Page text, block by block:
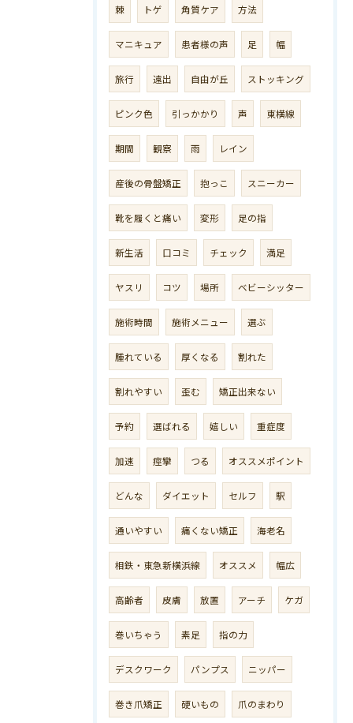
棘 トゲ 角質ケア 方法
マニキュア 患者様の声 足 幅
旅行 遠出 自由が丘 ストッキング
ピンク色 引っかかり 声 東横線
期間 観察 雨 レイン
産後の骨盤矯正 抱っこ スニーカー
靴を履くと痛い 変形 足の指
新生活 口コミ チェック 満足
ヤスリ コツ 場所 ベビーシッター
施術時間 施術メニュー 選ぶ
腫れている 厚くなる 割れた
割れやすい 歪む 矯正出来ない
予約 選ばれる 嬉しい 重症度
加速 痙攣 つる オススメポイント
どんな ダイエット セルフ 駅
通いやすい 痛くない矯正 海老名
相鉄・東急新横浜線 オススメ 幅広
高齢者 皮膚 放置 アーチ ケガ
巻いちゃう 素足 指の力
デスクワーク パンプス ニッパー
巻き爪矯正 硬いもの 爪のまわり